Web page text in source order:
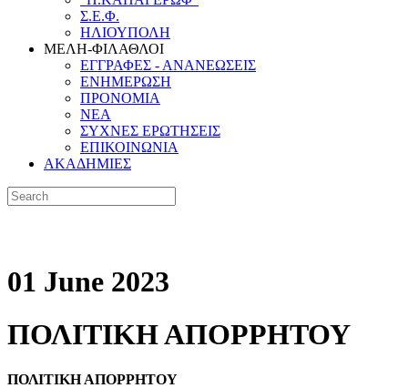
Σ.Ε.Φ.
ΗΛΙΟΥΠΟΛΗ
ΜΕΛΗ-ΦΙΛΑΘΛΟΙ
ΕΓΓΡΑΦΕΣ - ΑΝΑΝΕΩΣΕΙΣ
ΕΝΗΜΕΡΩΣΗ
ΠΡΟΝΟΜΙΑ
NEA
ΣΥΧΝΕΣ ΕΡΩΤΗΣΕΙΣ
ΕΠΙΚΟΙΝΩΝΙΑ
ΑΚΑΔΗΜΙΕΣ
01 June 2023
ΠΟΛΙΤΙΚΗ ΑΠΟΡΡΗΤΟΥ
ΠΟΛΙΤΙΚΗ ΑΠΟΡΡΗΤΟΥ